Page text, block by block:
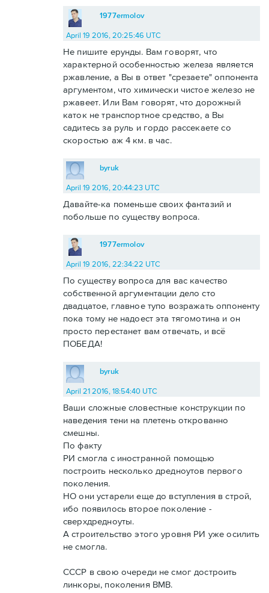
1977ermolov
April 19 2016, 20:25:46 UTC
Не пишите ерунды. Вам говорят, что
характерной особенностью железа является
ржавление, а Вы в ответ "срезаете" оппонента
аргументом, что химически чистое железо не
ржавеет. Или Вам говорят, что дорожный
каток не транспортное средство, а Вы
садитесь за руль и гордо рассекаете со
скоростью аж 4 км. в час.
byruk
April 19 2016, 20:44:23 UTC
Давайте-ка поменьше своих фантазий и
побольше по существу вопроса.
1977ermolov
April 19 2016, 22:34:22 UTC
По существу вопроса для вас качество
собственной аргументации дело сто
двадцатое, главное тупо возражать оппоненту
пока тому не надоест эта тягомотина и он
просто перестанет вам отвечать, и всё
ПОБЕДА!
byruk
April 21 2016, 18:54:40 UTC
Ваши сложные словестные конструкции по
наведения тени на плетень открованно
смешны.
По факту
РИ смогла с иностранной помощью
построить несколько дредноутов первого
поколения.
НО они устарели еще до вступления в строй,
ибо появилось второе поколение -
сверхдредноуты.
А строительство этого уровня РИ уже осилить
не смогла.
СССР в свою очереди не смог достроить
линкоры, поколения ВМВ.